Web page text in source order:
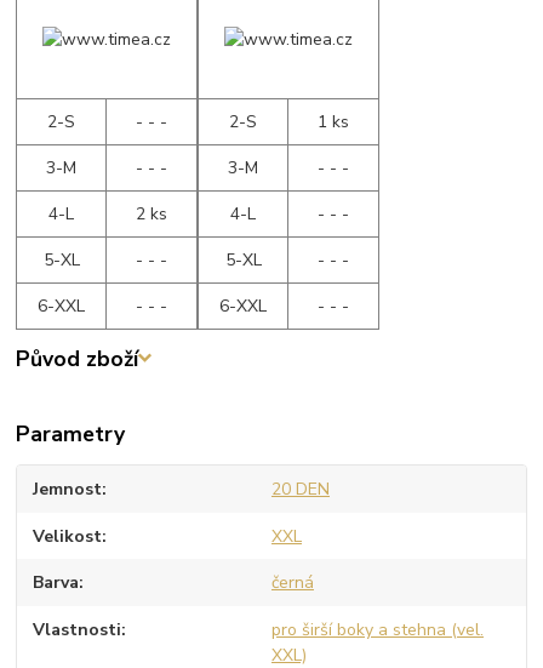
2-S
- - -
3-M
- - -
4-L
2 ks
5-XL
- - -
6-XXL
- - -
2-S
1 ks
3-M
- - -
4-L
- - -
5-XL
- - -
6-XXL
- - -
Původ zboží
Parametry
Jemnost 20 DEN
Velikost XXL
Barva černá
Vlastnosti
pro širší boky a stehna (vel.
XXL)